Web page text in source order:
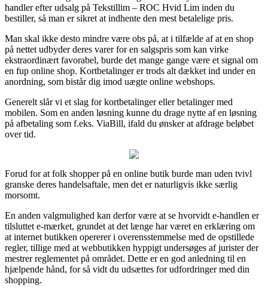
handler efter udsalg på Tekstillim – ROC Hvid Lim inden du
bestiller, så man er sikret at indhente den mest betalelige pris.
Man skal ikke desto mindre være obs på, at i tilfælde af at en shop
på nettet udbyder deres varer for en salgspris som kan virke
ekstraordinært favorabel, burde det mange gange være et signal om
en fup online shop. Kortbetalinger er trods alt dækket ind under en
anordning, som bistår dig imod uægte online webshops.
Generelt slår vi et slag for kortbetalinger eller betalinger med
mobilen. Som en anden løsning kunne du drage nytte af en løsning
på afbetaling som f.eks. ViaBill, ifald du ønsker at afdrage beløbet
over tid.
Forud for at folk shopper på en online butik burde man uden tvivl
granske deres handelsaftale, men det er naturligvis ikke særlig
morsomt.
En anden valgmulighed kan derfor være at se hvorvidt e-handlen er
tilsluttet e-mærket, grundet at det længe har været en erklæring om
at internet butikken opererer i overensstemmelse med de opstillede
regler, tillige med at webbutikken hyppigt undersøges af jurister der
mestrer reglementet på området. Dette er en god anledning til en
hjælpende hånd, for så vidt du udsættes for udfordringer med din
shopping.